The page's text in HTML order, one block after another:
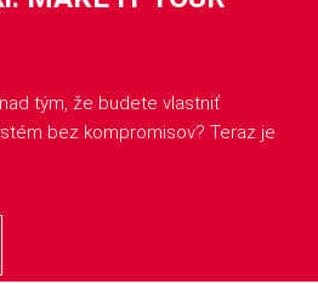
tým, že budete vlastniť
bez kompromisov? Teraz je